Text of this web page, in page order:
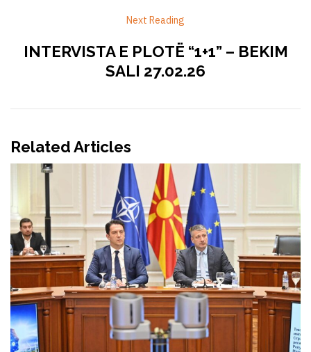
Next Reading
INTERVISTA E PLOTË “1+1” – BEKIM
SALI 27.02.26
Related Articles